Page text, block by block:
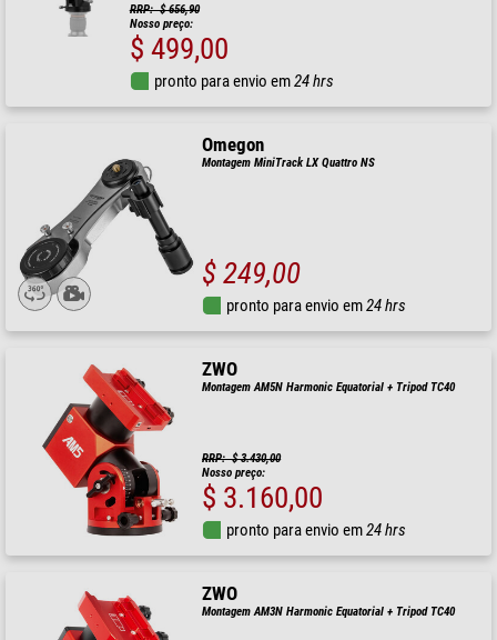
RRP: $ 656,90
Nosso preço:
$ 499,00
pronto para envio em24 hrs
Omegon
Montagem MiniTrack LX Quattro NS
$ 249,00
pronto para envio em24 hrs
ZWO
Montagem AM5N Harmonic Equatorial + Tripod TC40
RRP: $ 3.430,00
Nosso preço:
$ 3.160,00
pronto para envio em24 hrs
ZWO
Montagem AM3N Harmonic Equatorial + Tripod TC40